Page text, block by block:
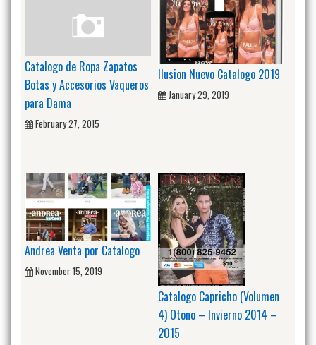
Catalogo de Ropa Zapatos
Botas y Accesorios Vaqueros
para Dama
February 27, 2015
Ilusion Nuevo Catalogo 2019
January 29, 2019
Andrea Venta por Catalogo
November 15, 2019
Catalogo Capricho (Volumen
4) Otono – Invierno 2014 –
2015